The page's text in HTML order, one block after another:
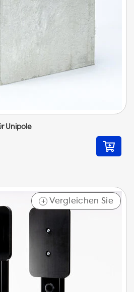
Unipole
+ Vergleichen Sie